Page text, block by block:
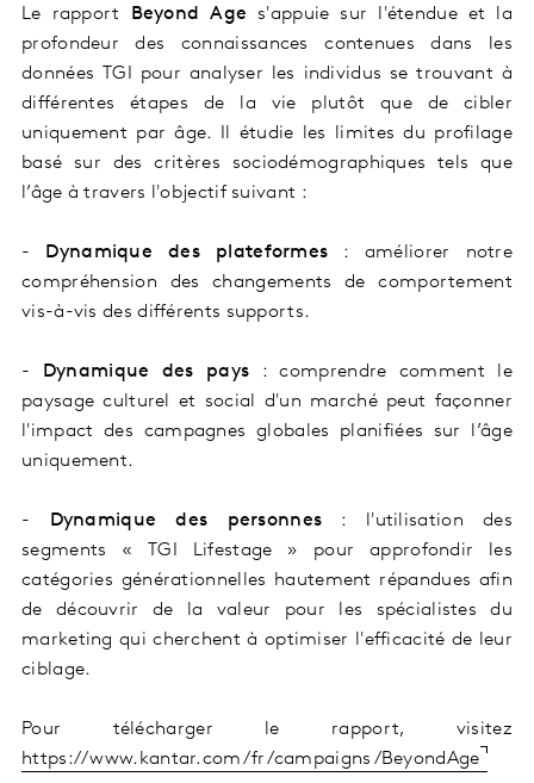
Le rapport Beyond Age s'appuie sur l'étendue et la
profondeur des connaissances contenues dans les
données TGI pour analyser les individus se trouvant à
différentes étapes de la vie plutôt que de cibler
uniquement par âge. Il étudie les limites du profilage
basé sur des critères sociodémographiques tels que
l’âge à travers l'objectif suivant :
- Dynamique des plateformes : améliorer notre
compréhension des changements de comportement
vis-à-vis des différents supports.
- Dynamique des pays : comprendre comment le
paysage culturel et social d'un marché peut façonner
l'impact des campagnes globales planifiées sur l’âge
uniquement.
- Dynamique des personnes : l'utilisation des
segments « TGI Lifestage » pour approfondir les
catégories générationnelles hautement répandues afin
de découvrir de la valeur pour les spécialistes du
marketing qui cherchent à optimiser l'efficacité de leur
ciblage.
Pour télécharger le rapport, visitez
https://www.kantar.com/fr/campaigns/BeyondAge